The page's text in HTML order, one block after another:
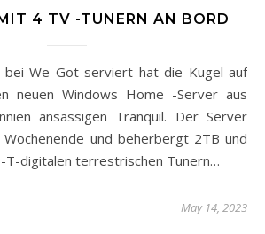
4 TV -TUNERN AN BORD
neuen Windows Home -Server aus
ansässigen Tranquil. Der Server
und beherbergt 2TB und
T-digitalen terrestrischen Tunern…
May 14, 2023